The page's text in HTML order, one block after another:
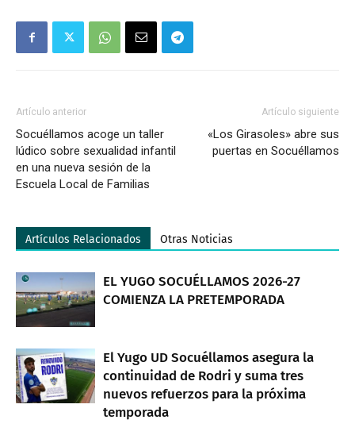
Artículo anterior
Socuéllamos acoge un taller
lúdico sobre sexualidad infantil
en una nueva sesión de la
Escuela Local de Familias
Artículo siguiente
«Los Girasoles» abre sus
puertas en Socuéllamos
Artículos Relacionados Otras Noticias
EL YUGO SOCUÉLLAMOS 2026-27
COMIENZA LA PRETEMPORADA
El Yugo UD Socuéllamos asegura la
continuidad de Rodri y suma tres
nuevos refuerzos para la próxima
temporada